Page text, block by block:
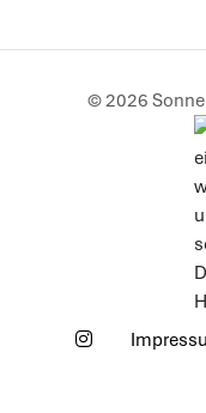
info@sonnenhof-
Senden
© 2026